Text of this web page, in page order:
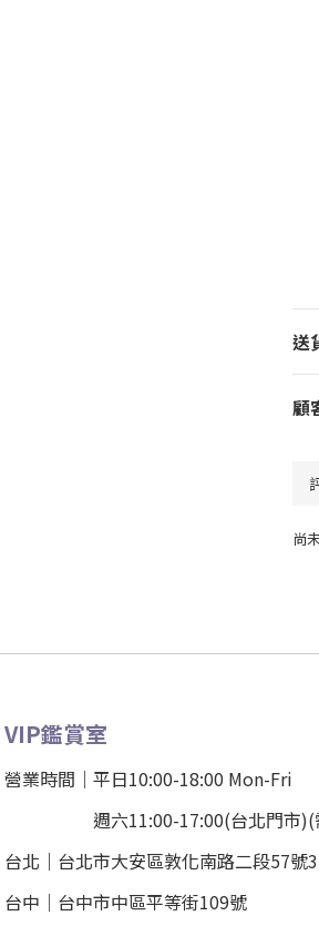
送
顧
尚
VIP鑑賞室
營業時間｜平日10:00-18:00 Mon-Fri
週六11:00-17:00(台北門市)(需
台北 ｜ 台北市大安區敦化南路二段57號
台中｜ 台中市中區平等街109號